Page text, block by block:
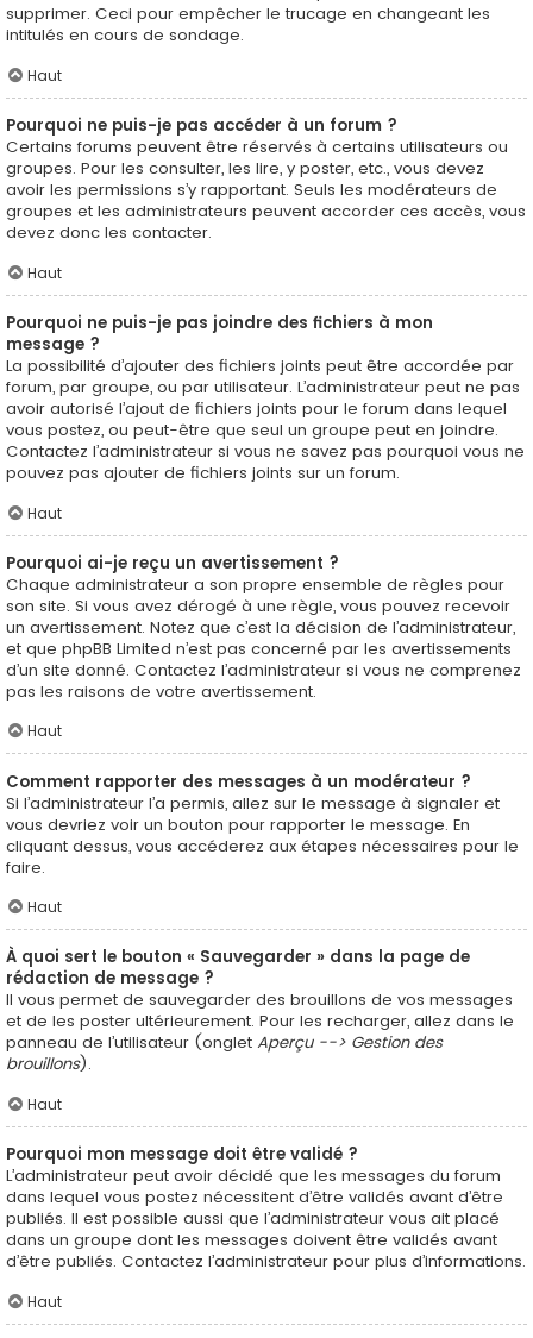
supprimer. Ceci pour empêcher le trucage en changeant les
intitulés en cours de sondage.
Haut
Pourquoi ne puis-je pas accéder à un forum ?
Certains forums peuvent être réservés à certains utilisateurs ou
groupes. Pour les consulter, les lire, y poster, etc., vous devez
avoir les permissions s’y rapportant. Seuls les modérateurs de
groupes et les administrateurs peuvent accorder ces accès, vous
devez donc les contacter.
Haut
Pourquoi ne puis-je pas joindre des fichiers à mon
message ?
La possibilité d’ajouter des fichiers joints peut être accordée par
forum, par groupe, ou par utilisateur. L’administrateur peut ne pas
avoir autorisé l’ajout de fichiers joints pour le forum dans lequel
vous postez, ou peut-être que seul un groupe peut en joindre.
Contactez l’administrateur si vous ne savez pas pourquoi vous ne
pouvez pas ajouter de fichiers joints sur un forum.
Haut
Pourquoi ai-je reçu un avertissement ?
Chaque administrateur a son propre ensemble de règles pour
son site. Si vous avez dérogé à une règle, vous pouvez recevoir
un avertissement. Notez que c’est la décision de l’administrateur,
et que phpBB Limited n’est pas concerné par les avertissements
d’un site donné. Contactez l’administrateur si vous ne comprenez
pas les raisons de votre avertissement.
Haut
Comment rapporter des messages à un modérateur ?
Si l’administrateur l’a permis, allez sur le message à signaler et
vous devriez voir un bouton pour rapporter le message. En
cliquant dessus, vous accéderez aux étapes nécessaires pour le
faire.
Haut
À quoi sert le bouton « Sauvegarder » dans la page de
rédaction de message ?
Il vous permet de sauvegarder des brouillons de vos messages
et de les poster ultérieurement. Pour les recharger, allez dans le
panneau de l’utilisateur (onglet Aperçu --> Gestion des
brouillons).
Haut
Pourquoi mon message doit être validé ?
L’administrateur peut avoir décidé que les messages du forum
dans lequel vous postez nécessitent d’être validés avant d’être
publiés. Il est possible aussi que l’administrateur vous ait placé
dans un groupe dont les messages doivent être validés avant
d’être publiés. Contactez l’administrateur pour plus d’informations.
Haut